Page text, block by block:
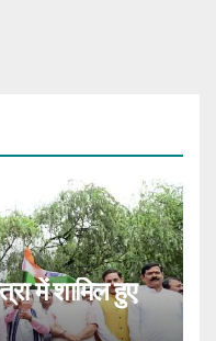
में शामिल हुए